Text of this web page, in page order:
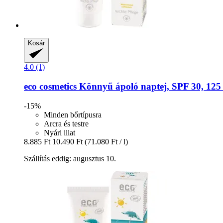
Kosár
4.0 (1)
eco cosmetics Könnyű ápoló naptej, SPF 30,
-15%
Minden bőrtípusra
Arcra és testre
Nyári illat
8.885 Ft 10.490 Ft (71.080 Ft / l)
Szállítás eddig: augusztus 10.